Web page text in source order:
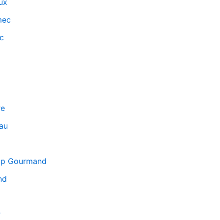
Gourmand